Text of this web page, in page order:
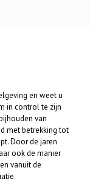
en weet u
in control te zijn
van
met betrekking tot
Door de jaren
ook de manier
vanuit de